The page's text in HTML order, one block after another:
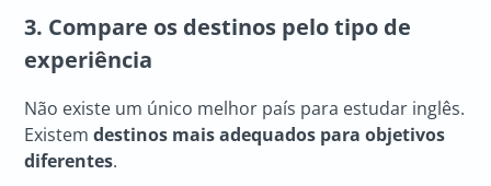
3. Compare os destinos pelo tipo de
experiência
Não existe um único melhor país para estudar inglês.
Existemdestinos mais adequados para objetivos
diferentes.